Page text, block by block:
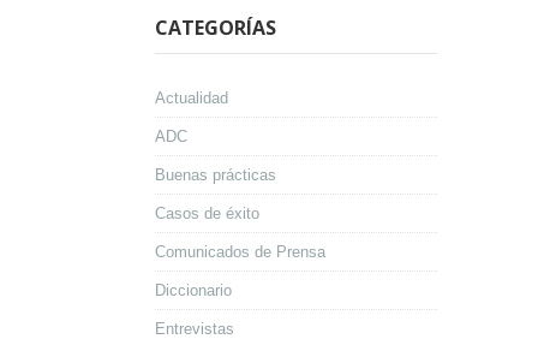
CATEGORÍAS
Actualidad
ADC
Buenas prácticas
Casos de éxito
Comunicados de Prensa
Diccionario
Entrevistas